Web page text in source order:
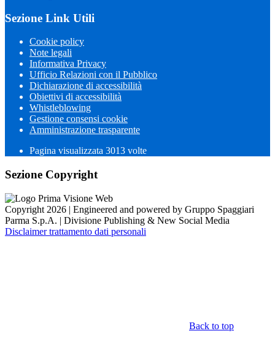
Sezione Link Utili
Cookie policy
Note legali
Informativa Privacy
Ufficio Relazioni con il Pubblico
Dichiarazione di accessibilità
Obiettivi di accessibilità
Whistleblowing
Gestione consensi cookie
Amministrazione trasparente
Pagina visualizzata 3013 volte
Sezione Copyright
Copyright 2026 | Engineered and powered by Gruppo Spaggiari
Parma S.p.A. | Divisione Publishing & New Social Media
Disclaimer trattamento dati personali
Back to top